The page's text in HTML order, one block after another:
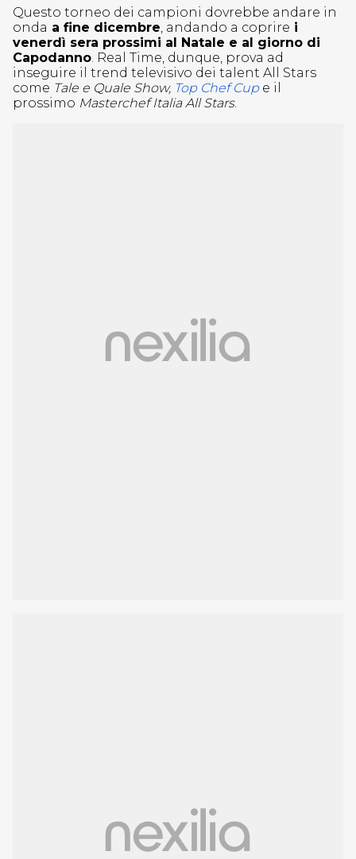
Questo torneo dei campioni dovrebbe andare in
onda a fine dicembre, andando a coprire i
venerdì sera prossimi al Natale e al giorno di
Capodanno. Real Time, dunque, prova ad
inseguire il trend televisivo dei talent All Stars
come Tale e Quale Show, Top Chef Cupe il
prossimo Masterchef Italia All Stars.